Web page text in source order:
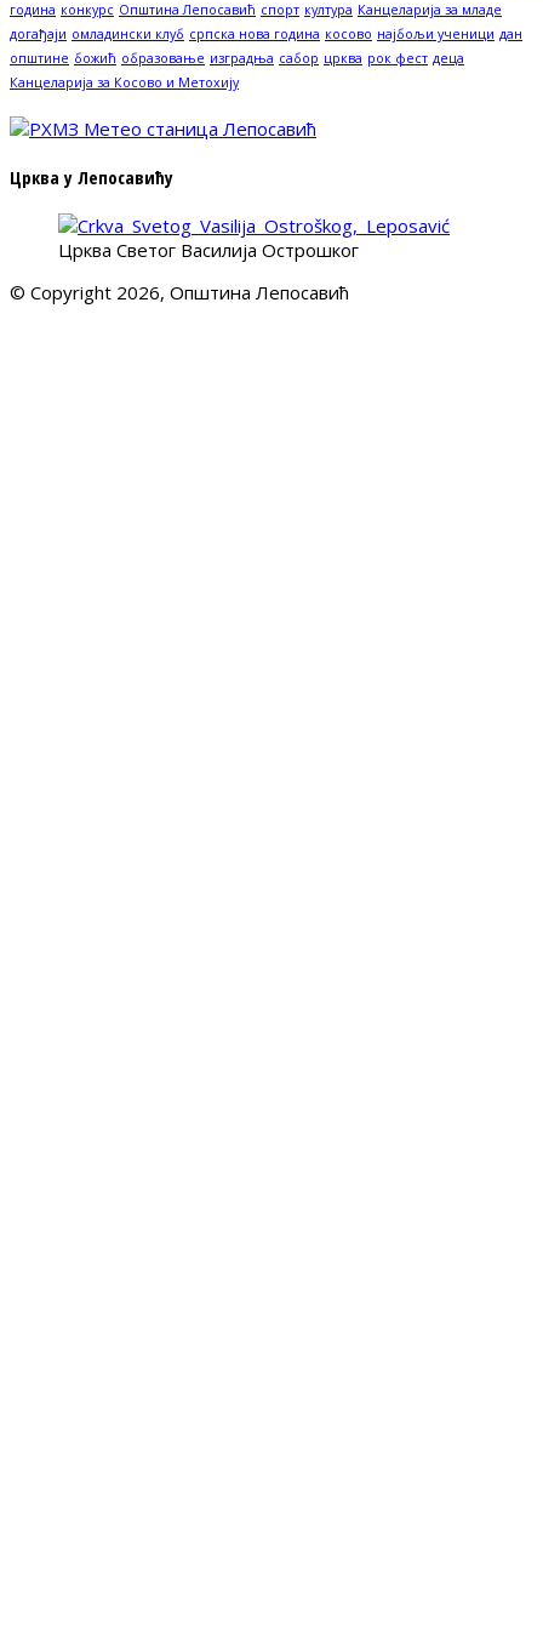
година конкурс Општина Лепосавић спорт култура Канцеларија за младе
догађаји омладински клуб српска нова година косово најбољи ученици дан
општине божић образовање изградња сабор црква рок фест деца
Канцеларија за Косово и Метохију
Црква у Лепосавићу
Црква Светог Василија Острошког
© Copyright 2026, Општина Лепосавић